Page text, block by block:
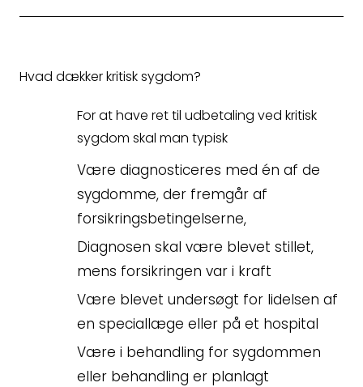
Hvad dækker kritisk sygdom?
For at have ret til udbetaling ved kritisk
sygdom skal man typisk
Være diagnosticeres med én af de
sygdomme, der fremgår af
forsikringsbetingelserne,
Diagnosen skal være blevet stillet,
mens forsikringen var i kraft
Være blevet undersøgt for lidelsen af
en speciallæge eller på et hospital
Være i behandling for sygdommen
eller behandling er planlagt